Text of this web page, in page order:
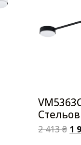
2 413₴ 1